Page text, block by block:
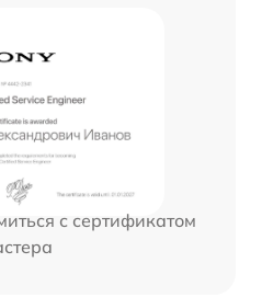
с сертификатом